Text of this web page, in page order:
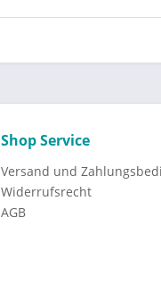
Shop Service
Versand und
Widerrufsrecht
AGB